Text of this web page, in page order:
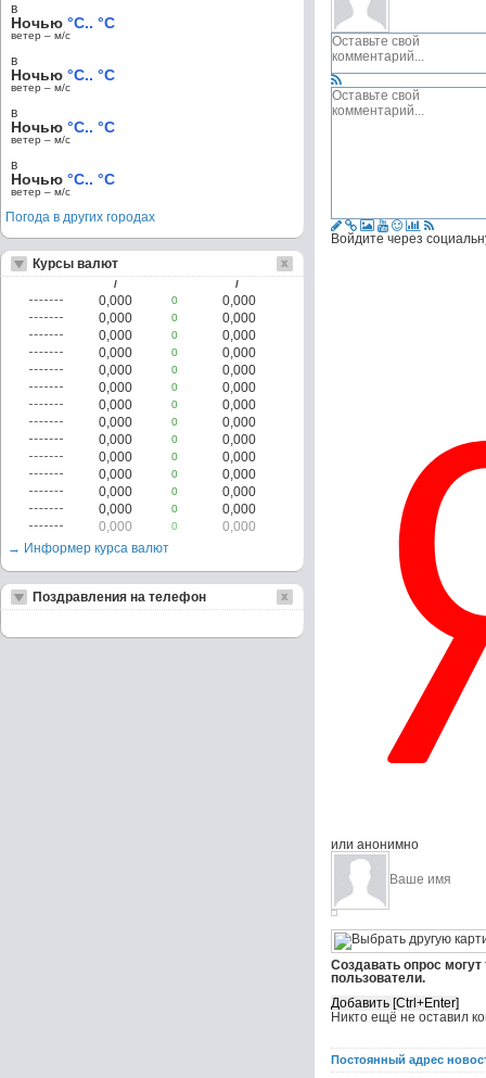
Войдите через
или анонимно
Создавать опрос
пользователи.
Никто ещё не оставил
Постоянный адрес
в
Ночью °C.. °C
ветер – м/c
в
Ночью °C.. °C
ветер – м/c
в
Ночью °C.. °C
ветер – м/c
в
Ночью °C.. °C
ветер – м/c
Погода в других городах
Курсы валют
/ /
0,000 0
0,000
0,000
0
0,000
0,000
0
0,000
0,000
0
0,000
0,000
0
0,000
0,000
0
0,000
0,000
0
0,000
0,000
0
0,000
0,000
0
0,000
0,000
0
0,000
0,000
0
0,000
0,000
0
0,000
0,000
0
0,000
0,000
0
0,000
→ Информер курса валют
Поздравления на телефон